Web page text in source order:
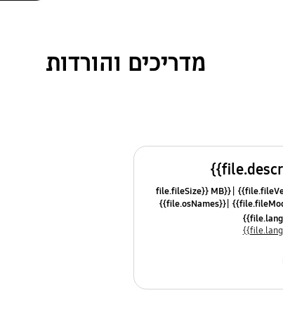
מדריכים והורדות
{{file.fileSize}} MB
{{file.osNames}}